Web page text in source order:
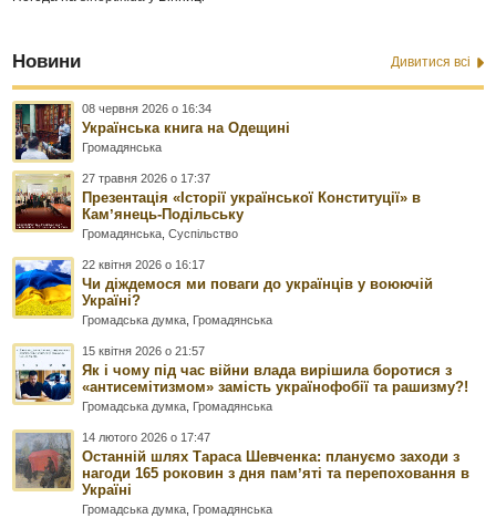
Новини Дивитися всі
08 червня 2026 о 16:34
Українська книга на Одещині
Громадянська
27 травня 2026 о 17:37
Презентація «Історії української Конституції» в
Камʼянець-Подільську
Громадянська ,Суспільство
22 квітня 2026 о 16:17
Чи діждемося ми поваги до українців у воюючій
Україні?
Громадська думка Громадянська
15 квітня 2026 о 21:57
Як і чому під час війни влада вирішила боротися з
«антисемітизмом» замість українофобії та рашизму?!
Громадська думка Громадянська
14 лютого 2026 о 17:47
Останній шлях Тараса Шевченка: плануємо заходи з
нагоди 165 роковин з дня памʼяті та перепоховання в
Україні
Громадська думка Громадянська